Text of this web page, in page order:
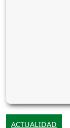
ACTUALIDAD